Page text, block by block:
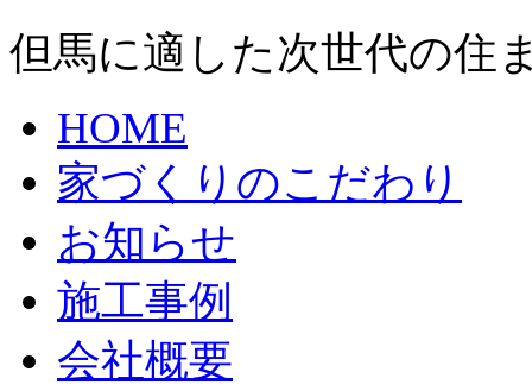
但馬に適した次世代の住
HOME
家づくりのこだわり
お知らせ
施工事例
会社概要